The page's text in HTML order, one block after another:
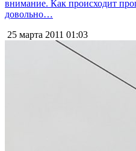
внимание. Как происходит
довольно…
25 марта 2011 01:03